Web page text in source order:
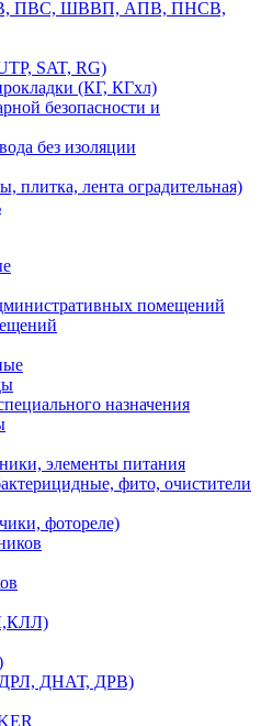
ПВС, ШВВП, АПВ, ПНСВ,
SAT, RG)
(КГ, КГхл)
безопасности и
без изоляции
плитка, лента оградительная)
помещений
назначения
элементы питания
фито, очистители
фотореле)
ДРЛ, ДНАТ, ДРВ)